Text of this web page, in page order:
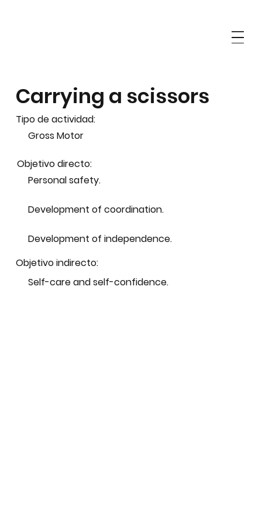
Carrying a scissors
Tipo de actividad:
Gross Motor
Objetivo directo:
Personal safety.
Development of coordination.
Development of independence.
Objetivo indirecto:
Self-care and self-confidence.